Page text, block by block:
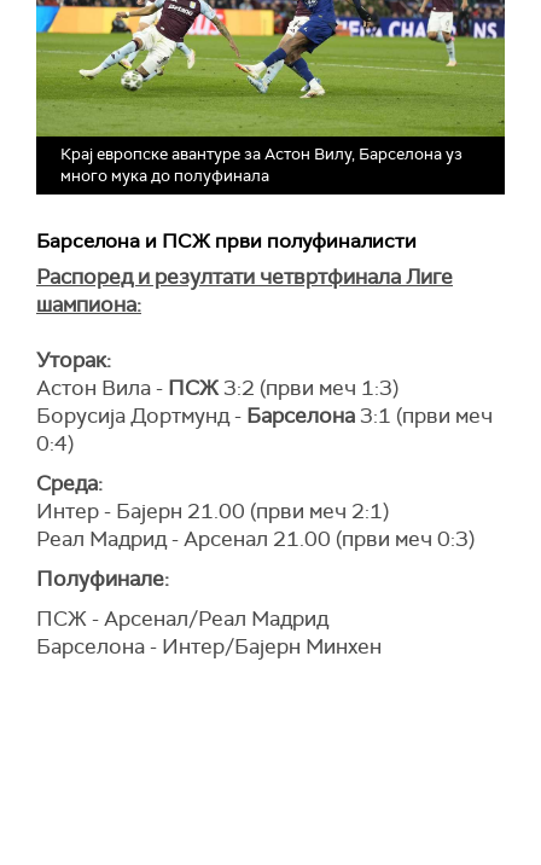
Крај европске авантуре за Астон Вилу, Барселона уз
много мука до полуфинала
Барселона и ПСЖ први полуфиналисти
Распоред и резултати четвртфинала Лиге
шампиона:
Уторак:
Астон Вила - ПСЖ3:2 (први меч 1:3)
Борусија Дортмунд - Барселона 3:1 (први меч
0:4)
Среда:
Интер - Бајерн 21.00 (први меч 2:1)
Реал Мадрид - Арсенал 21.00 (први меч 0:3)
Полуфинале:
ПСЖ - Арсенал/Реал Мадрид
Барселона - Интер/Бајерн Минхен